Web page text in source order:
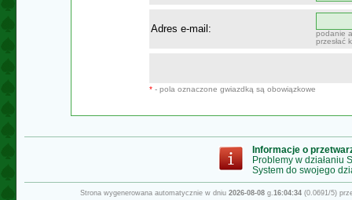
Adres e-mail:
podanie
przesłać
* - pola oznaczone gwiazdką są obowiązkowe
Informacje o
Problemy w działaniu
System do swojego
Strona wygenerowana automatycznie w dniu 2026-08-08g.16:04:34(0.0691/5)